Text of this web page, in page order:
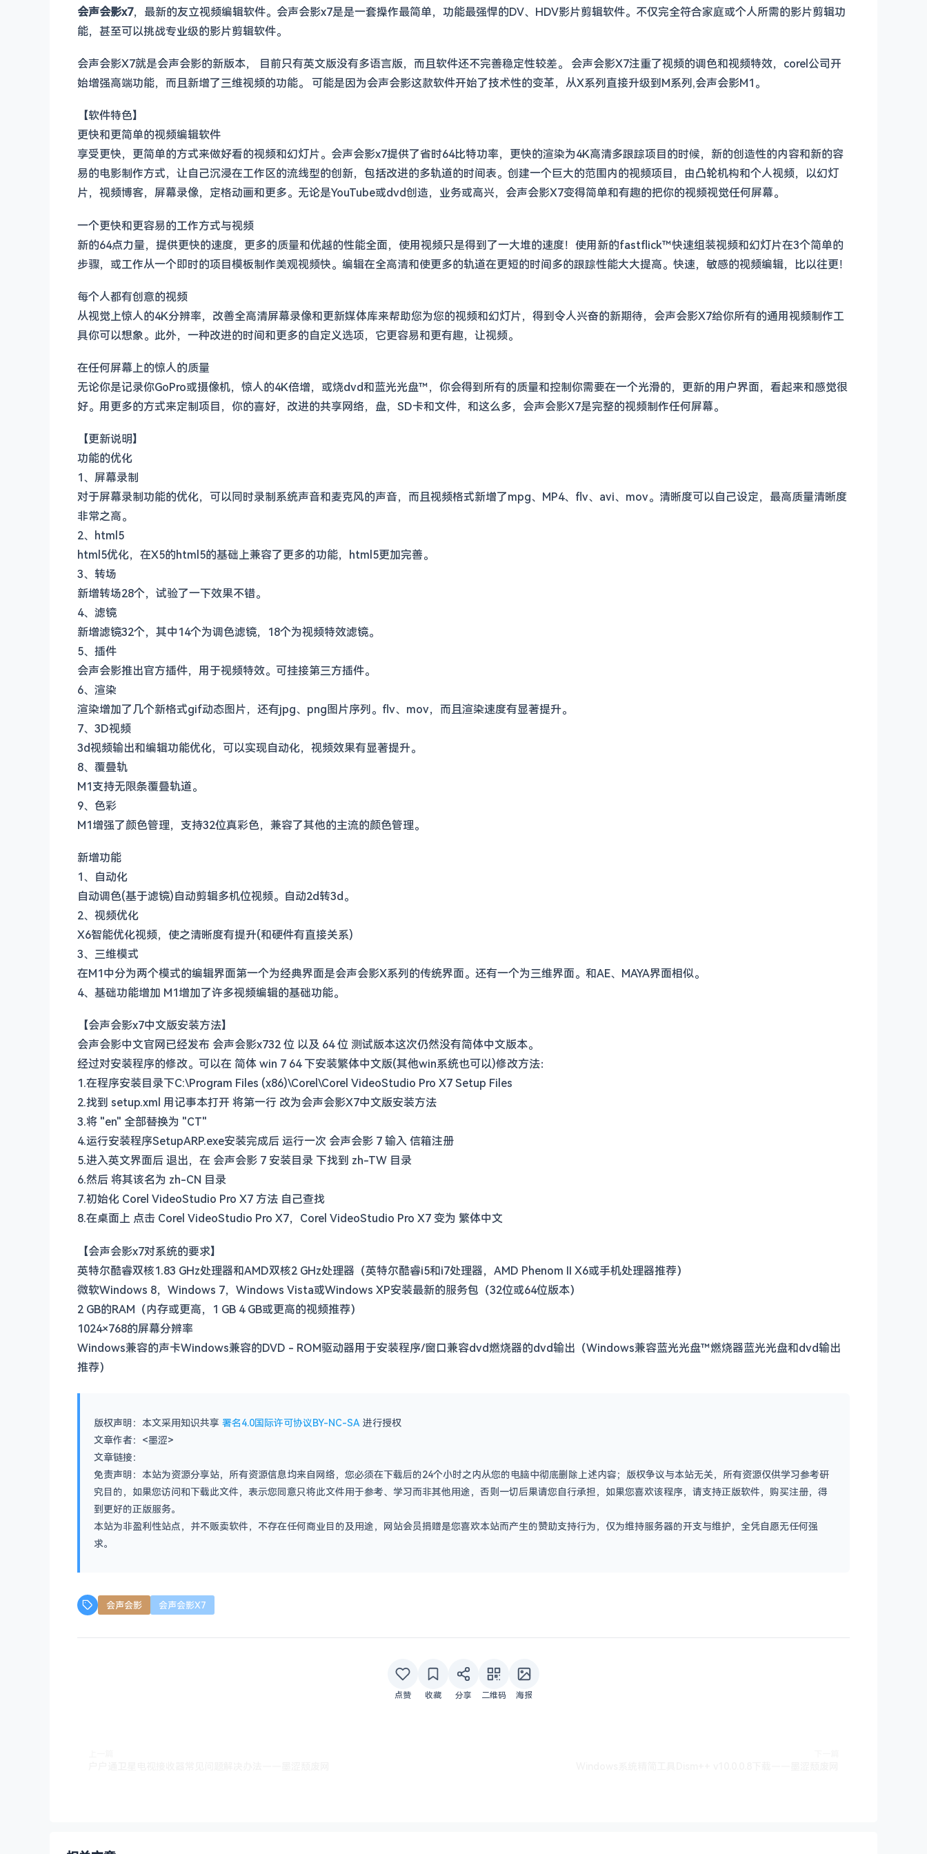
会声会影x7，最新的友立视频编辑软件。会声会影x7是是一套操作最简单，功能最强悍的DV、HDV影片剪辑软件。不仅完全符合家庭或个人所需的影片剪辑功
能，甚至可以挑战专业级的影片剪辑软件。
会声会影X7就是会声会影的新版本， 目前只有英文版没有多语言版，而且软件还不完善稳定性较差。 会声会影X7注重了视频的调色和视频特效，corel公司开
始增强高端功能，而且新增了三维视频的功能。 可能是因为会声会影这款软件开始了技术性的变革，从X系列直接升级到M系列,会声会影M1。
【软件特色】
更快和更简单的视频编辑软件
享受更快，更简单的方式来做好看的视频和幻灯片。会声会影x7提供了省时64比特功率，更快的渲染为4K高清多跟踪项目的时候，新的创造性的内容和新的容
易的电影制作方式，让自己沉浸在工作区的流线型的创新，包括改进的多轨道的时间表。创建一个巨大的范围内的视频项目，由凸轮机构和个人视频，以幻灯
片，视频博客，屏幕录像，定格动画和更多。无论是YouTube或dvd创造，业务或高兴，会声会影X7变得简单和有趣的把你的视频视觉任何屏幕。
一个更快和更容易的工作方式与视频
新的64点力量，提供更快的速度，更多的质量和优越的性能全面，使用视频只是得到了一大堆的速度！使用新的fastflick™快速组装视频和幻灯片在3个简单的
步骤，或工作从一个即时的项目模板制作美观视频快。编辑在全高清和使更多的轨道在更短的时间多的跟踪性能大大提高。快速，敏感的视频编辑，比以往更！
每个人都有创意的视频
从视觉上惊人的4K分辨率，改善全高清屏幕录像和更新媒体库来帮助您为您的视频和幻灯片，得到令人兴奋的新期待，会声会影X7给你所有的通用视频制作工
具你可以想象。此外，一种改进的时间和更多的自定义选项，它更容易和更有趣，让视频。
在任何屏幕上的惊人的质量
无论你是记录你GoPro或摄像机，惊人的4K倍增，或烧dvd和蓝光光盘™，你会得到所有的质量和控制你需要在一个光滑的，更新的用户界面，看起来和感觉很
好。用更多的方式来定制项目，你的喜好，改进的共享网络，盘，SD卡和文件，和这么多，会声会影X7是完整的视频制作任何屏幕。
【更新说明】
功能的优化
1、屏幕录制
对于屏幕录制功能的优化，可以同时录制系统声音和麦克风的声音，而且视频格式新增了mpg、MP4、flv、avi、mov。清晰度可以自己设定，最高质量清晰度
非常之高。
2、html5
html5优化，在X5的html5的基础上兼容了更多的功能，html5更加完善。
3、转场
新增转场28个，试验了一下效果不错。
4、滤镜
新增滤镜32个，其中14个为调色滤镜，18个为视频特效滤镜。
5、插件
会声会影推出官方插件，用于视频特效。可挂接第三方插件。
6、渲染
渲染增加了几个新格式gif动态图片，还有jpg、png图片序列。flv、mov，而且渲染速度有显著提升。
7、3D视频
3d视频输出和编辑功能优化，可以实现自动化，视频效果有显著提升。
8、覆叠轨
M1支持无限条覆叠轨道。
9、色彩
M1增强了颜色管理，支持32位真彩色，兼容了其他的主流的颜色管理。
新增功能
1、自动化
自动调色(基于滤镜)自动剪辑多机位视频。自动2d转3d。
2、视频优化
X6智能优化视频，使之清晰度有提升(和硬件有直接关系)
3、三维模式
在M1中分为两个模式的编辑界面第一个为经典界面是会声会影X系列的传统界面。还有一个为三维界面。和AE、MAYA界面相似。
4、基础功能增加 M1增加了许多视频编辑的基础功能。
【会声会影x7中文版安装方法】
会声会影中文官网已经发布 会声会影x732 位 以及 64 位 测试版本这次仍然没有简体中文版本。
经过对安装程序的修改。可以在 简体 win 7 64 下安装繁体中文版(其他win系统也可以)修改方法：
1.在程序安装目录下C:\Program Files (x86)\Corel\Corel VideoStudio Pro X7 Setup Files
2.找到 setup.xml 用记事本打开 将第一行 改为会声会影X7中文版安装方法
3.将 "en" 全部替换为 "CT"
4.运行安装程序SetupARP.exe安装完成后 运行一次 会声会影 7 输入 信箱注册
5.进入英文界面后 退出，在 会声会影 7 安装目录 下找到 zh-TW 目录
6.然后 将其该名为 zh-CN 目录
7.初始化 Corel VideoStudio Pro X7 方法 自己查找
8.在桌面上 点击 Corel VideoStudio Pro X7，Corel VideoStudio Pro X7 变为 繁体中文
【会声会影x7对系统的要求】
英特尔酷睿双核1.83 GHz处理器和AMD双核2 GHz处理器（英特尔酷睿i5和i7处理器，AMD Phenom II X6或手机处理器推荐）
微软Windows 8，Windows 7，Windows Vista或Windows XP安装最新的服务包（32位或64位版本）
2 GB的RAM（内存或更高，1 GB 4 GB或更高的视频推荐）
1024×768的屏幕分辨率
Windows兼容的声卡Windows兼容的DVD - ROM驱动器用于安装程序/窗口兼容dvd燃烧器的dvd输出（Windows兼容蓝光光盘™燃烧器蓝光光盘和dvd输出
推荐）
版权声明：本文采用知识共享 署名4.0国际许可协议BY-NC-SA 进行授权
文章作者：<墨涩>
文章链接：
免责声明：本站为资源分享站，所有资源信息均来自网络，您必须在下载后的24个小时之内从您的电脑中彻底删除上述内容；版权争议与本站无关，所有资源仅供学习参考研
究目的，如果您访问和下载此文件，表示您同意只将此文件用于参考、学习而非其他用途，否则一切后果请您自行承担，如果您喜欢该程序，请支持正版软件，购买注册，得
到更好的正版服务。
本站为非盈利性站点，并不贩卖软件，不存在任何商业目的及用途，网站会员捐赠是您喜欢本站而产生的赞助支持行为，仅为维持服务器的开支与维护，全凭自愿无任何强
求。
会声会影 会声会影X7
点赞 收藏 分享 二维码 海报